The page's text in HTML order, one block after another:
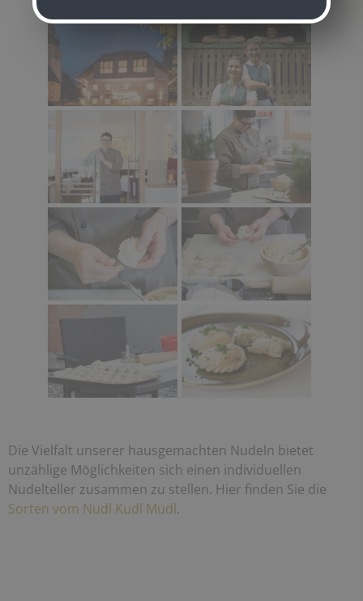
Die Vielfalt unserer hausgemachten Nudeln bietet
unzählige Möglichkeiten sich einen individuellen
Nudelteller zusammen zu stellen. Hier finden Sie die
Sorten vom Nudl Kudl Mudl.